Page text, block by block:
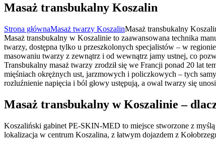
Masaż transbukalny Koszalin
Strona głównaMasaż twarzy KoszalinMasaż transbukalny
Masaż transbukalny w Koszalinie to zaawansowana technika
twarzy, dostępna tylko u przeszkolonych specjalistów – w
masowaniu twarzy z zewnątrz i od wewnątrz jamy ustnej, co
Transbukalny masaż twarzy zrodził się we Francji ponad 20 lat
mięśniach okrężnych ust, jarzmowych i policzkowych – tych
rozluźnienie napięcia i ból głowy ustępują, a owal twarzy się
Masaż transbukalny w Koszalinie –
Koszaliński gabinet PE-SKIN-MED to miejsce stworzone z
lokalizacja w centrum Koszalina, z łatwym dojazdem z